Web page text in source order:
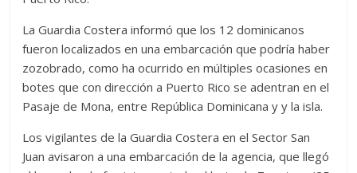
La Guardia Costera informó que los 12 dominicanos
fueron localizados en una embarcación que podría haber
zozobrado, como ha ocurrido en múltiples ocasiones en
botes que con dirección a Puerto Rico se adentran en el
Pasaje de Mona, entre República Dominicana y y la isla.
Los vigilantes de la Guardia Costera en el Sector San
Juan avisaron a una embarcación de la agencia, que llegó